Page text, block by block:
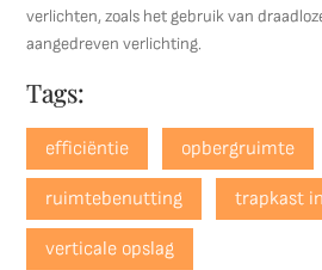
verlichten, zoals het gebruik van
aangedreven verlichting.
Tags:
efficiëntie opbergruimte
ruimtebenutting trapkast
verticale opslag